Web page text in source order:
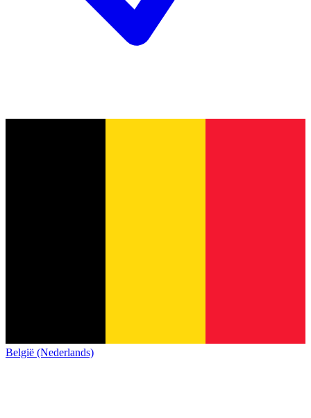
België (Nederlands)